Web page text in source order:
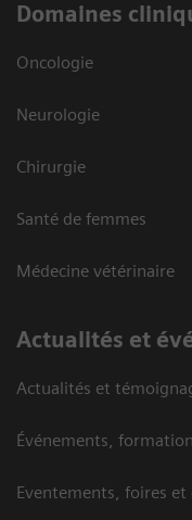
Domaines
Oncologie
Neurologie
Chirurgie
Santé de femmes
Médecine vétérinaire
Actualités et
Actualités et
Événements,
Eventements, foires